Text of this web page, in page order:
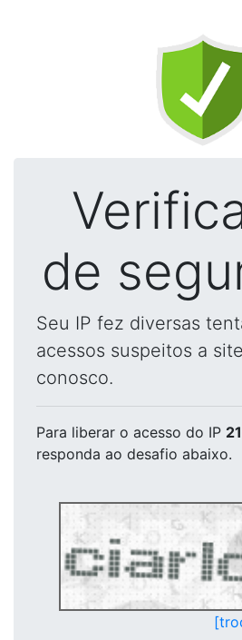
de
Seu IP fez diversas
acessos suspeitos a
conosco.
Para liberar o acesso do IP
responda ao desafio abaixo.